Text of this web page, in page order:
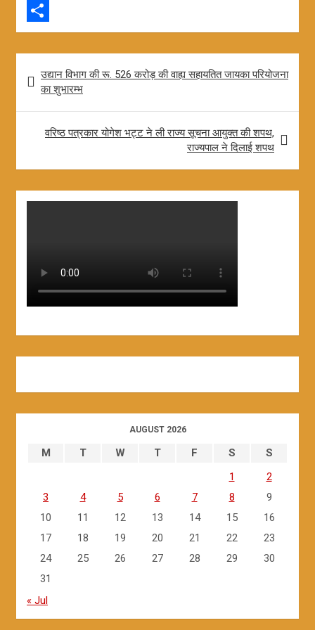
c
e
b
o
h
a
t
s
X
S
h
a
navigation
उद्यान विभाग की रू. 526 करोड़ की वाह्य सहायतित जायका परियोजना
का शुभारम्भ
वरिष्ठ पत्रकार योगेश भट्ट ने ली राज्य सूचना आयुक्त की शपथ,
राज्यपाल ने दिलाई शपथ
AUGUST 2026
M T W T F S
S
1
2
3
4 5 6 7 8
9
10
11 12 13 14 15
16
17
18 19 20 21 22
23
24
25 26 27 28 29
30
31
« Jul